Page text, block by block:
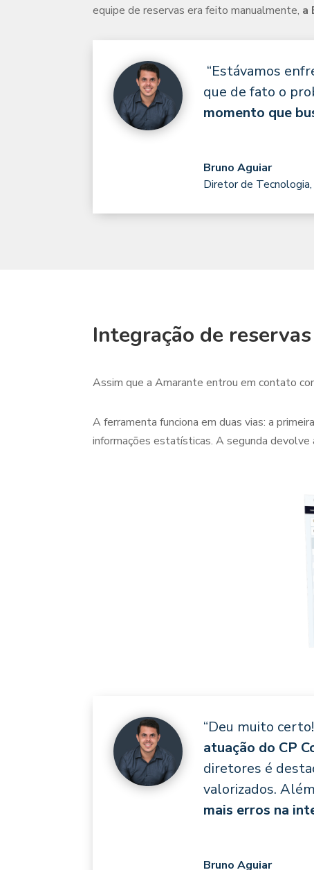
equipe de reservas era feito manualmente, a
“Estávamos
que de fato o
momento que
Bruno Aguiar
Diretor de Tecnologia,
Integração de
Assim que a Amarante entrou em contato
A ferramenta funciona em duas vias: a
informações estatísticas. A segunda devolve
“Deu muito
atuação do CP
diretores é
valorizados.
mais erros na
Bruno Aguiar